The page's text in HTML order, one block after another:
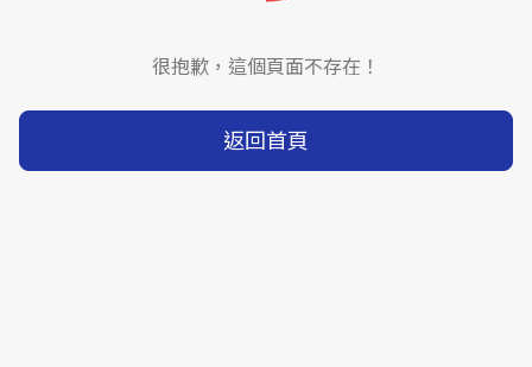
很抱歉，這個頁面不存在！
返回首頁